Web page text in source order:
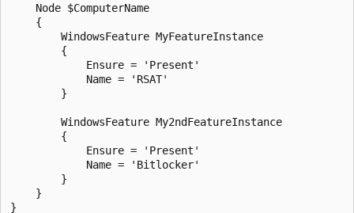
    Node $ComputerName
    {
        WindowsFeature MyFeatureInstance
        {
            Ensure = 'Present'
            Name = 'RSAT'
        }
        WindowsFeature My2ndFeatureInstance
        {
            Ensure = 'Present'
            Name = 'Bitlocker'
        }
    }
}